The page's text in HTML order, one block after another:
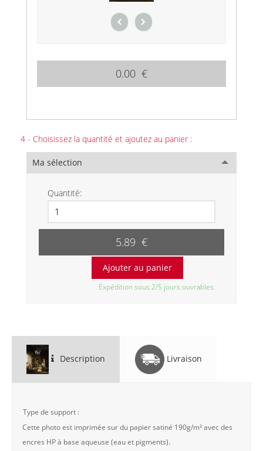
0.00 €
4 - Choisissez la quantité et ajoutez au panier :
Ma sélection
Quantité:
5.89 €
Expédition sous 2/5 jours ouvrables.
Description Livraison
Type de support :
Cette photo est imprimée sur du papier satiné 190g/m² avec des
encres HP à base aqueuse (eau et pigments).